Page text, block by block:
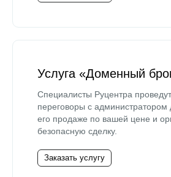
Услуга «Доменный
Специалисты Руцентра проведут
переговоры с
его продаже по вашей цене и
безопасную сделку.
Заказать услугу